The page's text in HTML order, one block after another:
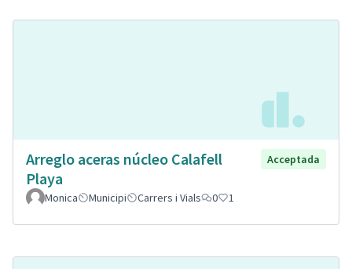
Arreglo aceras núcleo Calafell
Playa
Acceptada
Monica Municipi Carrers i Vials 0 1